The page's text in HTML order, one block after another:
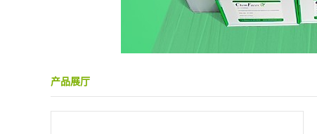
产品展厅